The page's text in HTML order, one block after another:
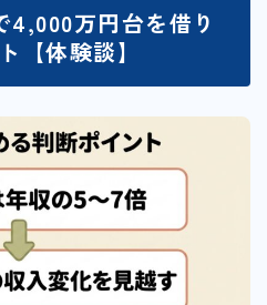
万円台を借り
【体験談】